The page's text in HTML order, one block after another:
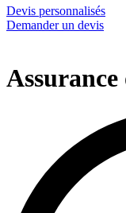
Devis personnalisés
Demander un devis